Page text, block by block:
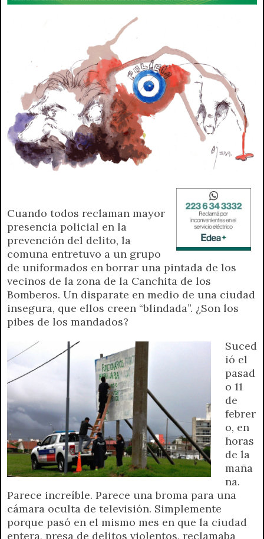
y
Cuando todos reclaman mayor
presencia policial en la
prevención del delito, la
comuna entretuvo a un grupo
de uniformados en borrar una pintada de los
vecinos de la zona de la Canchita de los
Bomberos. Un disparate en medio de una ciudad
insegura, que ellos creen “blindada”. ¿Son los
pibes de los mandados?
Suced
ió el
pasad
o 11
de
febrer
o, en
horas
de la
maña
na.
Parece increíble. Parece una broma para una
cámara oculta de televisión. Simplemente
porque pasó en el mismo mes en que la ciudad
entera, presa de delitos violentos, reclamaba